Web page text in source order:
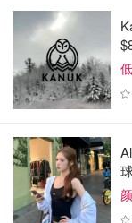
如，最近比特币价
对包括 XRP 在内
价格之间的相关
XRP 在加拿大市
表现以及 Ripple
会在未来几个月内
大监管的明确性
交易。此外，随